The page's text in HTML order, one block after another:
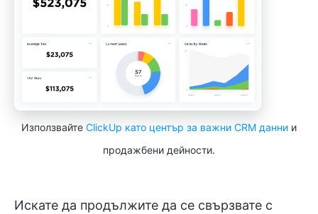
Използвайте ClickUp като център за важни CRM данни и
продажбени дейности.
Искате да продължите да се свързвате с